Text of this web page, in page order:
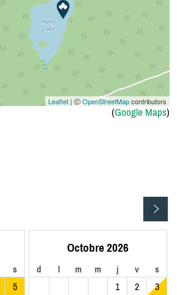
Leaflet | ⒸOpenStreetMapcontributors
(Google Maps)
s
5
Octobre 2026
d l m m j v s
1 2
3